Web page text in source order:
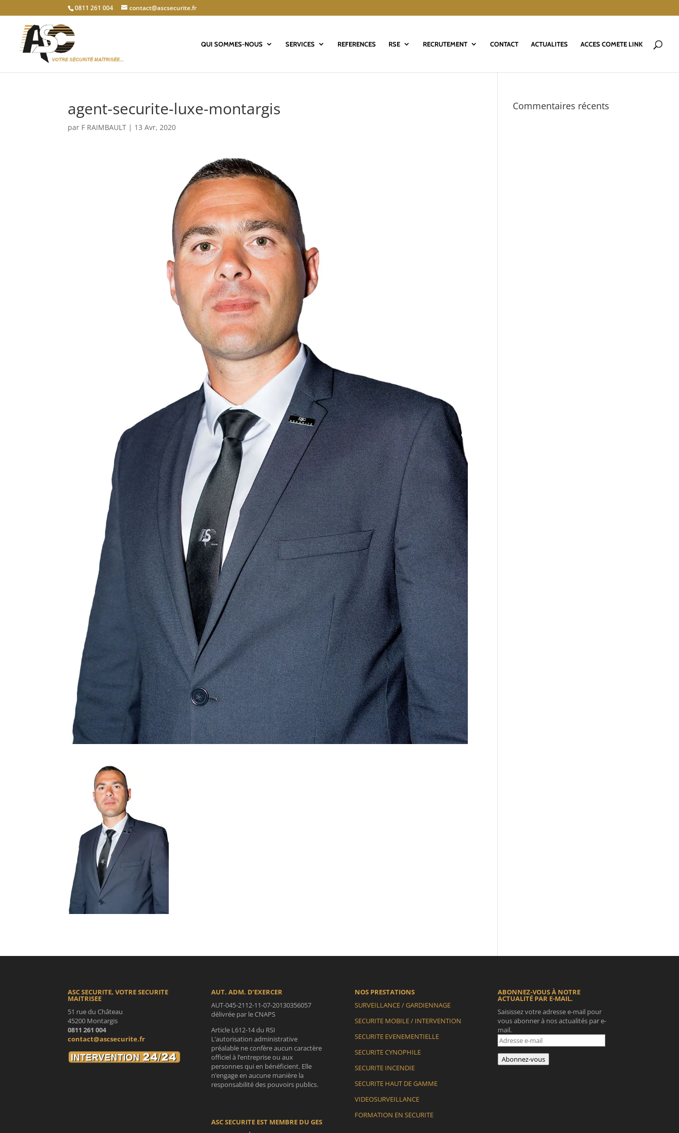
0811 261 004 contact@ascsecurite.fr
QUI SOMMES-NOUS SERVICES REFERENCES RSE RECRUTEMENT CONTACT ACTUALITES ACCES COMETE LINK
agent-securite-luxe-montargis
par F RAIMBAULT | 13 Avr, 2020
Commentaires récents
ASC SECURITE, VOTRE SECURITE
MAITRISEE
51 rue du Château
45200 Montargis
0811 261 004
contact@ascsecurite.fr
AUT. ADM. D’EXERCER
AUT-045-2112-11-07-20130356057
délivrée par le CNAPS
Article L612-14 du RSI
L’autorisation administrative
préalable ne confère aucun caractère
officiel à l’entreprise ou aux
personnes qui en bénéficient. Elle
n’engage en aucune manière la
responsabilité des pouvoirs publics.
ASC SECURITE EST MEMBRE DU GES
NOS PRESTATIONS
SURVEILLANCE / GARDIENNAGE
SECURITE MOBILE / INTERVENTION
SECURITE EVENEMENTIELLE
SECURITE CYNOPHILE
SECURITE INCENDIE
SECURITE HAUT DE GAMME
VIDEOSURVEILLANCE
FORMATION EN SECURITE
ABONNEZ-VOUS À NOTRE
ACTUALITÉ PAR E-MAIL.
Saisissez votre adresse e-mail pour
vous abonner à nos actualités par e-
mail.
Adresse
e-
mail
Abonnez-vous